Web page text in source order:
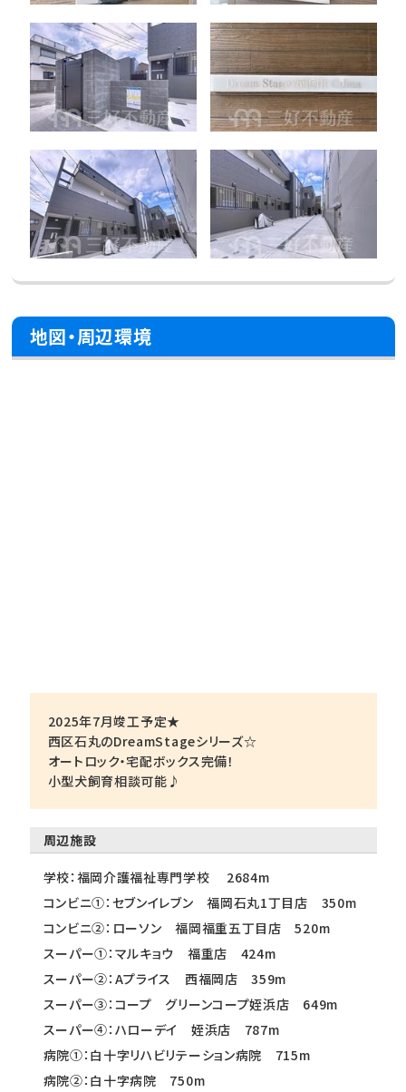
地図・周辺環境
2025年7月竣工予定★
西区石丸のDreamStageシリーズ☆
オートロック・宅配ボックス完備！
小型犬飼育相談可能♪
周辺施設
学校：福岡介護福祉専門学校 2684m
コンビニ①：セブンイレブン 福岡石丸1丁目店 350m
コンビニ②：ローソン 福岡福重五丁目店 520m
スーパー①：マルキョウ 福重店 424m
スーパー②：Aプライス 西福岡店 359m
スーパー③：コープ グリーンコープ姪浜店 649m
スーパー④：ハローデイ 姪浜店 787m
病院①：白十字リハビリテーション病院 715m
病院②：白十字病院 750m